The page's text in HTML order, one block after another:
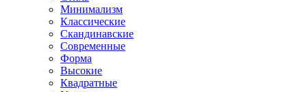
Минимализм
Классические
Скандинавские
Современные
Форма
Высокие
Квадратные